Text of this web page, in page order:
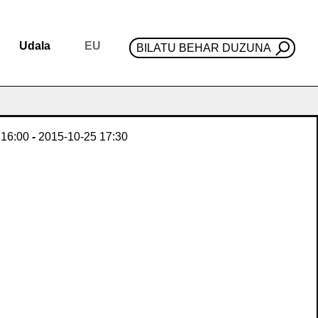
Udala EU BILATU BEHAR DUZUNA
16:00 - 2015-10-25 17:30